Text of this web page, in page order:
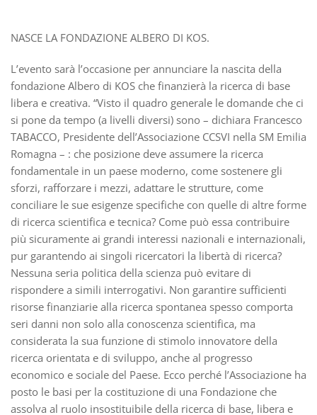
NASCE LA FONDAZIONE ALBERO DI KOS.
L’evento sarà l’occasione per annunciare la nascita della
fondazione Albero di KOS che finanzierà la ricerca di base
libera e creativa. “Visto il quadro generale le domande che ci
si pone da tempo (a livelli diversi) sono – dichiara Francesco
TABACCO, Presidente dell’Associazione CCSVI nella SM Emilia
Romagna – : che posizione deve assumere la ricerca
fondamentale in un paese moderno, come sostenere gli
sforzi, rafforzare i mezzi, adattare le strutture, come
conciliare le sue esigenze specifiche con quelle di altre forme
di ricerca scientifica e tecnica? Come può essa contribuire
più sicuramente ai grandi interessi nazionali e internazionali,
pur garantendo ai singoli ricercatori la libertà di ricerca?
Nessuna seria politica della scienza può evitare di
rispondere a simili interrogativi. Non garantire sufficienti
risorse finanziarie alla ricerca spontanea spesso comporta
seri danni non solo alla conoscenza scientifica, ma
considerata la sua funzione di stimolo innovatore della
ricerca orientata e di sviluppo, anche al progresso
economico e sociale del Paese. Ecco perché l’Associazione ha
posto le basi per la costituzione di una Fondazione che
assolva al ruolo insostituibile della ricerca di base, libera e